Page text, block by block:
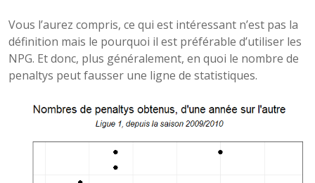
Vous l’aurez compris, ce qui est intéressant n’est pas la
définition mais le pourquoi il est préférable d’utiliser les
NPG. Et donc, plus généralement, en quoi le nombre de
penaltys peut fausser une ligne de statistiques.